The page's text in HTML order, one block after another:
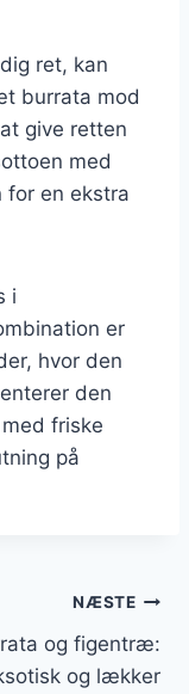
ret, kan
burrata mod
give retten
med
for en ekstra
i
er
hvor den
den
friske
på
NÆSTE
og figentræ:
og lækker